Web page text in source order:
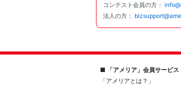
コンテスト会員の方：
法人の方：
■ 「アメリア」会員サービス
「アメリアとは？」